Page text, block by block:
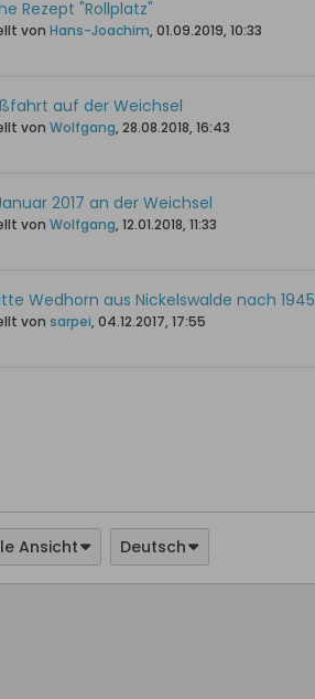
Rezept "Rollplatz"
von Hans-Joachim, 01.09.2019, 10:33
auf der Weichsel
von Wolfgang, 28.08.2018, 16:43
2017 an der Weichsel
von Wolfgang, 12.01.2018, 11:33
Wedhorn aus Nickelswalde nach 1945
von sarpei, 04.12.2017, 17:55
Ansicht Deutsch